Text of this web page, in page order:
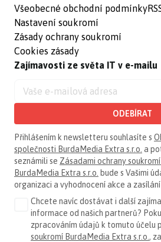
Všeobecné obchodní podmínky
Nastavení soukromí
Zásady ochrany soukromí
Cookies zásady
Zajímavosti ze světa IT v e-mailu
ODEBÍRAT
Přihlášením k newsletteru souhlasíte s
společnosti BurdaMedia Extra s.r.o. a
seznámili se Zásadami ochrany
BurdaMedia Extra s.r.o. bude s Vašimi
organizaci a vyhodnocení akce a zasílání
Chcete navíc dostávat i další
informace od našich partnerů?
zpracováním údajů k tomuto účelu
soukromí BurdaMedia Extra s.r.o. ,